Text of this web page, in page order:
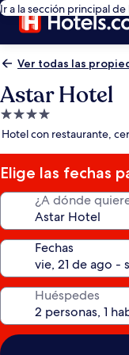
Ir a la sección principal de
Ver todas las
Astar Hotel
Propiedad
de
estrellas
Hotel con restaurante,
Elige las fechas
¿A dónde
Fechas
Huéspedes